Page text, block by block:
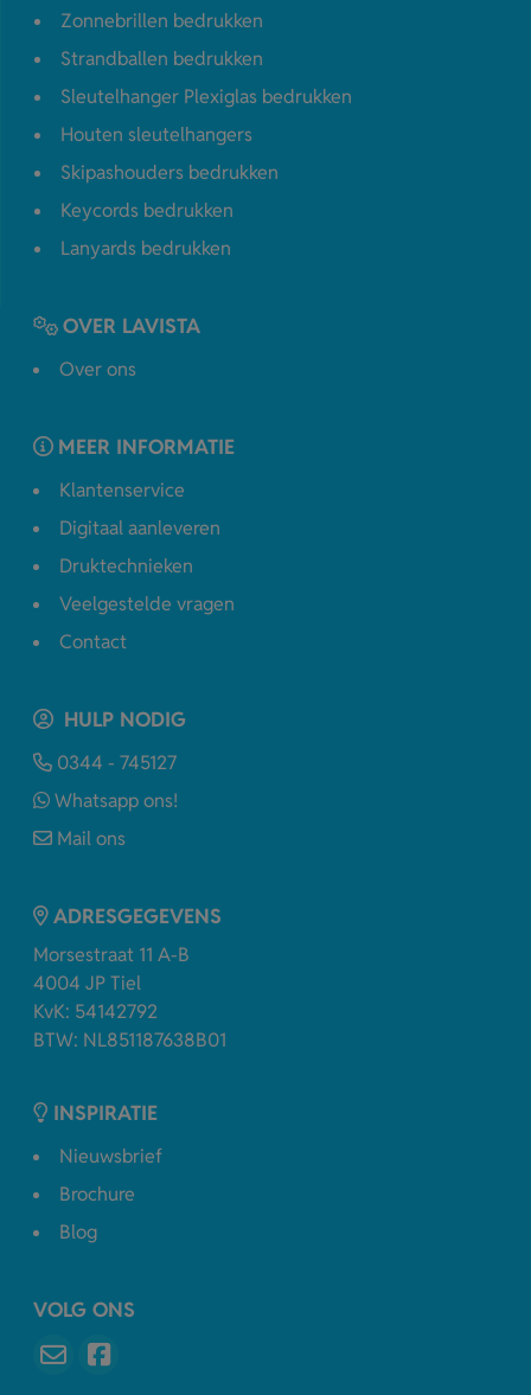
Zonnebrillen bedrukken
Strandballen bedrukken
Sleutelhanger Plexiglas bedrukken
Houten sleutelhangers
Skipashouders bedrukken
Keycords bedrukken
Lanyards bedrukken
OVER LAVISTA
Over ons
MEER INFORMATIE
Klantenservice
Digitaal aanleveren
Druktechnieken
Veelgestelde vragen
Contact
HULP NODIG
0344 - 745127
Whatsapp ons!
Mail ons
ADRESGEGEVENS
Morsestraat 11 A-B
4004 JP Tiel
KvK: 54142792
BTW: NL851187638B01
INSPIRATIE
Nieuwsbrief
Brochure
Blog
VOLG ONS